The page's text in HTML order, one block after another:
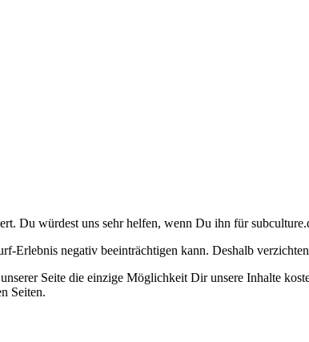
Du würdest uns sehr helfen, wenn Du ihn für
Erlebnis negativ beeinträchtigen kann. Deshalb
Seite die einzige Möglichkeit Dir unsere Inhalte
Seiten.